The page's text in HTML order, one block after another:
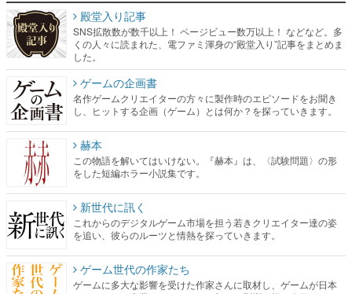
殿堂入り記事
SNS拡散数が数千以上！ ページビュー数万以上！ などなど。多
くの人々に読まれた、電ファミ渾身の“殿堂入り”記事をまとめま
した。
ゲームの企画書
名作ゲームクリエイターの方々に製作時のエピソードをお聞き
し、ヒットする企画（ゲーム）とは何か？を探っていきます。
赫本
この物語を解いてはいけない。『赫本』は、〈試験問題〉の形
をした短編ホラー小説集です。
新世代に訊く
これからのデジタルゲーム市場を担う若きクリエイター達の姿
を追い、彼らのルーツと情熱を探っていきます。
ゲーム世代の作家たち
ゲームに多大な影響を受けた作家さんに取材し、ゲームが日本